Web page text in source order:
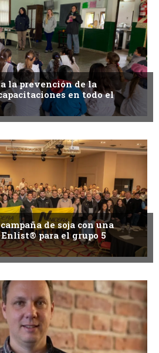
la prevención de la
en todo el
de soja con una
para el grupo 5